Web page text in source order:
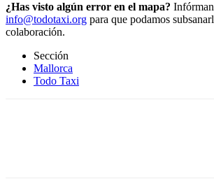
¿Has visto algún error en el mapa?
info@todotaxi.org para que podamos
colaboración.
Sección
Mallorca
Todo Taxi